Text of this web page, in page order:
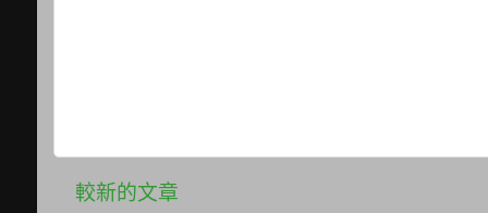
較新的文章